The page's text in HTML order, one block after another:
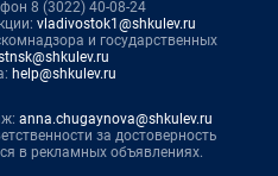
8 (3022) 40-08-24
vladivostok1@shkulev.ru
и государственных
help@shkulev.ru
anna.chugaynova@shkulev.ru
за достоверность
в рекламных объявлениях.